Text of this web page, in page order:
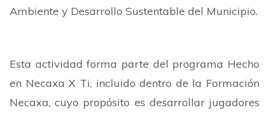
Ambiente y Desarrollo Sustentable del Municipio.
Esta actividad forma parte del programa Hecho
en Necaxa X Ti, incluido dentro de la Formación
Necaxa, cuyo propósito es desarrollar jugadores